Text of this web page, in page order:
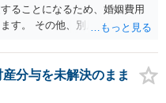
ることになるため、婚姻費用
す。 その他、別居の経緯、質
す。
分与を未解決のまま